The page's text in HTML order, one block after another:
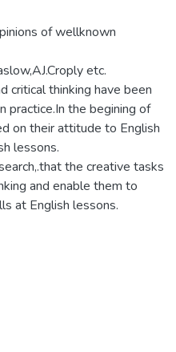
of wellknown
etc.
critical thinking have been
practice.In the begining of
on their attitude to English
lessons.
the creative tasks
and enable them to
at English lessons.